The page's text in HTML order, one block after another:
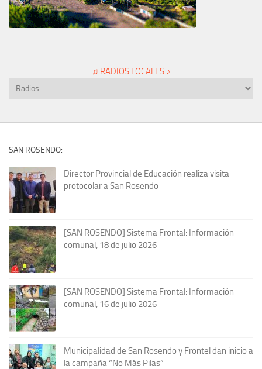
♫ RADIOS LOCALES ♪
SAN ROSENDO:
Director Provincial de Educación realiza visita
protocolar a San Rosendo
[SAN ROSENDO] Sistema Frontal: Información
comunal, 18 de julio 2026
[SAN ROSENDO] Sistema Frontal: Información
comunal, 16 de julio 2026
Municipalidad de San Rosendo y Frontel dan inicio a
la campaña “No Más Pilas”